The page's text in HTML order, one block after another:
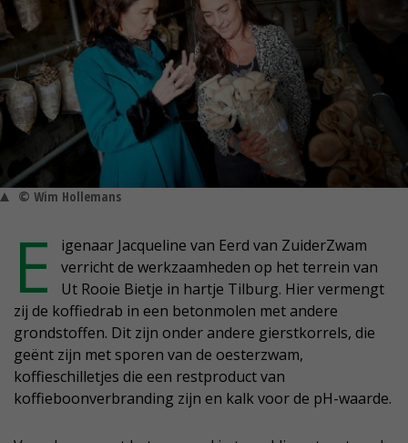
© Wim Hollemans
E
igenaar Jacqueline van Eerd van ZuiderZwam
verricht de werkzaamheden op het terrein van
Ut Rooie Bietje in hartje Tilburg. Hier vermengt
zij de koffiedrab in een betonmolen met andere
grondstoffen. Dit zijn onder andere gierstkorrels, die
geënt zijn met sporen van de oesterzwam,
koffieschilletjes die een restproduct van
koffieboonverbranding zijn en kalk voor de pH-waarde.